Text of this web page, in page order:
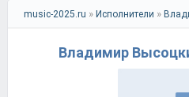
music-2025.ru » Исполнители »
Владимир